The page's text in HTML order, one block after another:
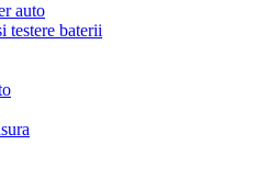
auto
testere baterii